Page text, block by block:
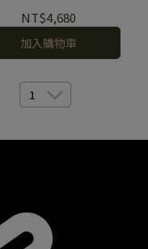
NT$4,680
加入購物車
1